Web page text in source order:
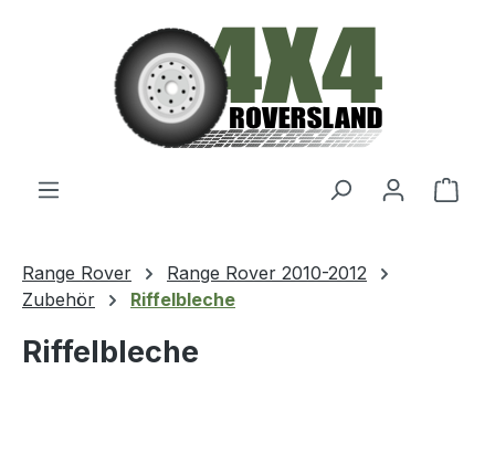
Zum Hauptinhalt springen
Range Rover
Range Rover 2010-2012
Zubehör
Riffelbleche
Riffelbleche